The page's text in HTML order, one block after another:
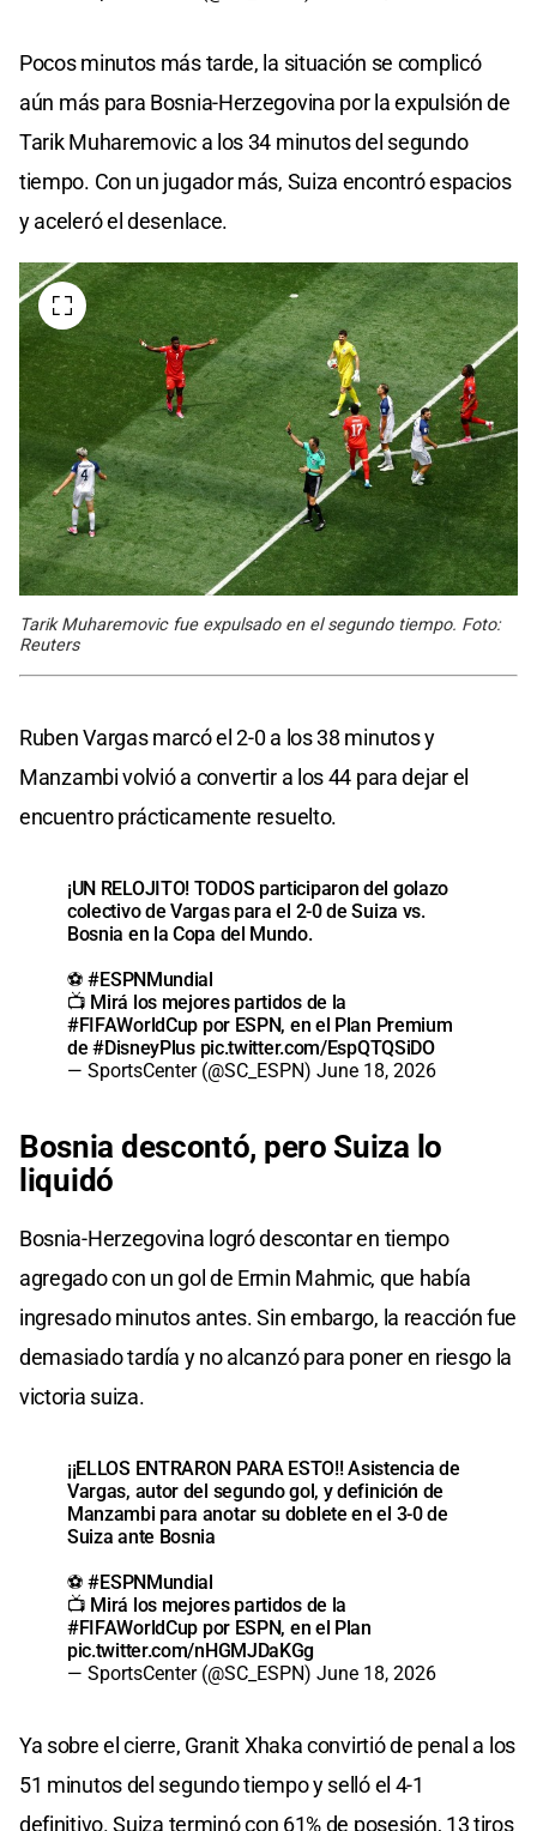
Pocos minutos más tarde, la situación se complicó
aún más para Bosnia-Herzegovina por la expulsión de
Tarik Muharemovic a los 34 minutos del segundo
tiempo. Con un jugador más, Suiza encontró espacios
y aceleró el desenlace.
Tarik Muharemovic fue expulsado en el segundo tiempo. Foto:
Reuters
Ruben Vargas marcó el 2-0 a los 38 minutos y
Manzambi volvió a convertir a los 44 para dejar el
encuentro prácticamente resuelto.
¡UN RELOJITO! TODOS participaron del golazo
colectivo de Vargas para el 2-0 de Suiza vs.
Bosnia en la Copa del Mundo.
⚽#ESPNMundial
📺 Mirá los mejores partidos de la
#FIFAWorldCup por ESPN, en el Plan Premium
de#DisneyPlus pic.twitter.com/EspQTQSiDO
— SportsCenter (@SC_ESPN) June 18, 2026
Bosnia descontó, pero Suiza lo
liquidó
Bosnia-Herzegovina logró descontar en tiempo
agregado con un gol de Ermin Mahmic, que había
ingresado minutos antes. Sin embargo, la reacción fue
demasiado tardía y no alcanzó para poner en riesgo la
victoria suiza.
¡¡ELLOS ENTRARON PARA ESTO!! Asistencia de
Vargas, autor del segundo gol, y definición de
Manzambi para anotar su doblete en el 3-0 de
Suiza ante Bosnia
⚽#ESPNMundial
📺 Mirá los mejores partidos de la
#FIFAWorldCup por ESPN, en el Plan
pic.twitter.com/nHGMJDaKGg
— SportsCenter (@SC_ESPN) June 18, 2026
Ya sobre el cierre, Granit Xhaka convirtió de penal a los
51 minutos del segundo tiempo y selló el 4-1
definitivo. Suiza terminó con 61% de posesión, 13 tiros